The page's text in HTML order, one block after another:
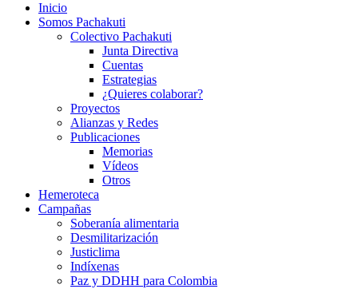
Inicio
Somos Pachakuti
Colectivo Pachakuti
Junta Directiva
Cuentas
Estrategias
¿Quieres colaborar?
Proyectos
Alianzas y Redes
Publicaciones
Memorias
Vídeos
Otros
Hemeroteca
Campañas
Soberanía alimentaria
Desmilitarización
Justiclima
Indíxenas
Paz y DDHH para Colombia